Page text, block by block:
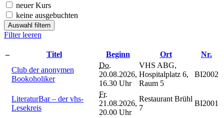
neuer Kurs
keine ausgebuchten
Auswahl filtern
Filter leeren
– Titel Beginn Ort
Nr.
Club der anonymen
Bookoholiker
Do.
20.08.2026,
16.30 Uhr
VHS ABG,
Hospitalplatz 6,
Raum 5
BI2002
LiteraturBar – der vhs-
Lesekreis
Fr.
21.08.2026,
20.00 Uhr
Restaurant Brühl
7
BI2001